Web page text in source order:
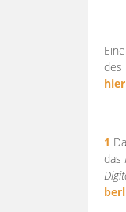
des
hier
1
das